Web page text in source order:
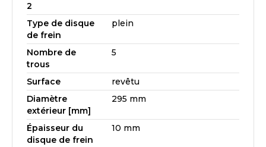
2
Type de disque
de frein
plein
Nombre de
trous
5
Surface
revêtu
Diamètre
extérieur [mm]
295 mm
Épaisseur du
disque de frein
10 mm